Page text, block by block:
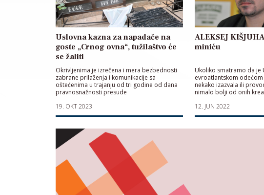
Uslovna kazna za napadače na
goste „Crnog ovna“, tužilaštvo će
se žaliti
Okrivljenima je izrečena i mera bezbednosti
zabrane prilaženja i komunikacije sa
oštećenima u trajanju od tri godine od dana
pravnosnažnosti presude
19. OKT 2023
ALEKSEJ
miniću
Ukoliko smatramo da je
evroatlantskom
nekako izazvala ili
nimalo bolji od onih
zločince
12. JUN 2022